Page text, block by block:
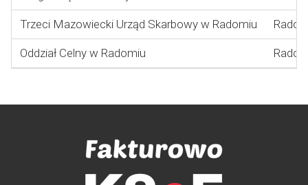
Trzeci Mazowiecki Urząd Skarbowy w Radomiu
Oddział Celny w Radomiu